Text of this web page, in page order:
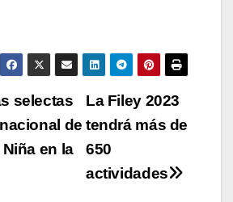
La Filey 2023
tendrá más de
650
actividades
selectas
de
Niña en la